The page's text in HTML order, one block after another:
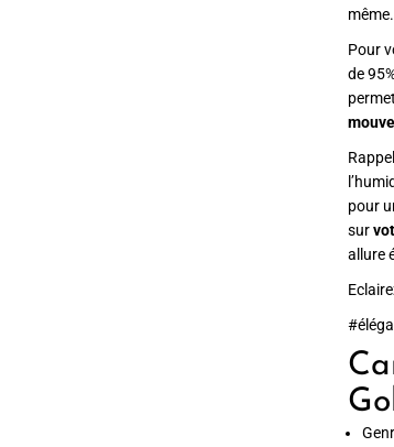
même.
Pour
de
pour
sur
allure